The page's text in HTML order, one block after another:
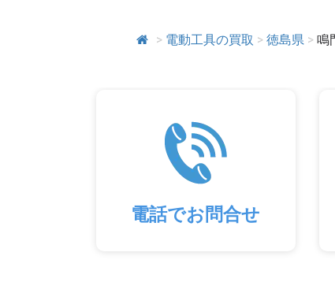
> 電動工具の買取 > 徳島県 > 鳴
電話でお問合せ